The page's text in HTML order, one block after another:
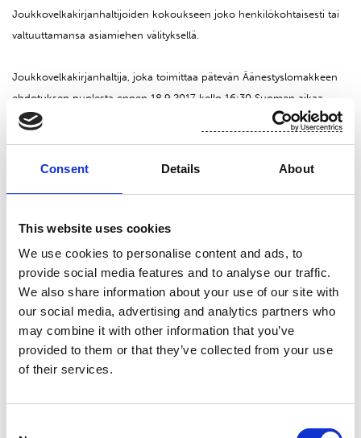
Consent Details About
This website uses cookies
We use cookies to personalise content and ads, to
provide social media features and to analyse our traffic.
We also share information about your use of our site with
our social media, advertising and analytics partners who
may combine it with other information that you’ve
provided to them or that they’ve collected from your use
of their services.
Joukkovelkakirjanhaltijoiden kokoukseen joko henkilökohtaisesti tai
valtuuttamansa asiamiehen välityksellä.
Joukkovelkakirjanhaltija, joka toimittaa pätevän Äänestyslomakkeen
ehdotuksen puolesta ennen 18.9.2017 kello 16:30 Suomen aikaa
Early Consent Fee-Päättymisajankohta
”), on tietyin edellytyksin
esimerkiksi henkilökohtaisesti tai valtuuttamansa asiamiehen
Päättymisajankohdan jälkeen, tai Ehdotuksen vastaisesti, ei ole
oikeutettu saamaan Early Consent Fee-Palkkiota.
Äänestyslomake tulee toimittaa Takaisinostotarjouksen Asiamiehelle ja
Tabulaatioagentille sähköpostitse osoitteeseen:
Suostumusten Hakumenettelyyn liittyviin kysymyksiin liittyen